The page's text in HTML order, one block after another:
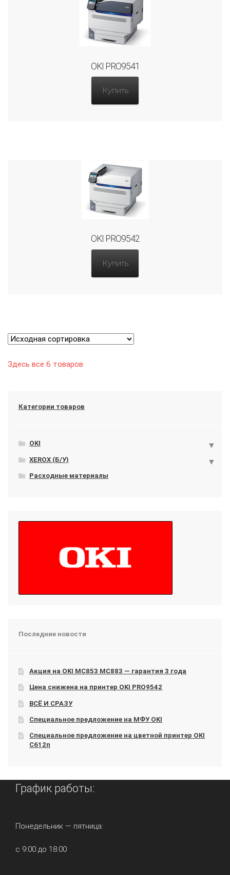
OKI PRO9541
Купить
OKI PRO9542
Купить
Здесь все 6 товаров
Категории товаров
OKI
XEROX (Б/У)
Расходные материалы
Последние новости
Акция на OKI МС853 МС883 — гарантия 3 года
Цена снижена на принтер OKI PRO9542
ВСЁ И СРАЗУ
Специальное предложение на МФУ OKI
Специальное предложение на цветной принтер OKI
C612n
График работы:
Понедельник — пятница:
с 9:00 до 18:00